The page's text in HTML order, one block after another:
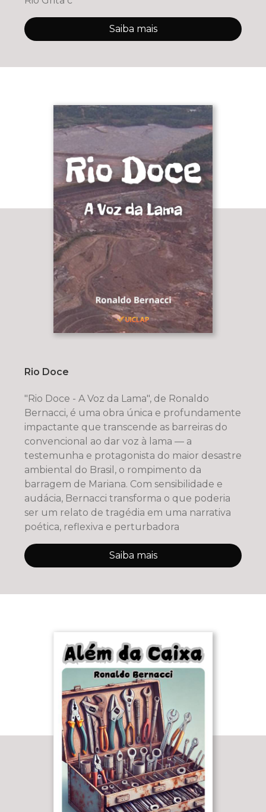
Saiba mais
Rio Doce
"Rio Doce - A Voz da Lama", de Ronaldo
Bernacci, é uma obra única e profundamente
impactante que transcende as barreiras do
convencional ao dar voz à lama — a
testemunha e protagonista do maior desastre
ambiental do Brasil, o rompimento da
barragem de Mariana. Com sensibilidade e
audácia, Bernacci transforma o que poderia
ser um relato de tragédia em uma narrativa
poética, reflexiva e perturbadora
Saiba mais